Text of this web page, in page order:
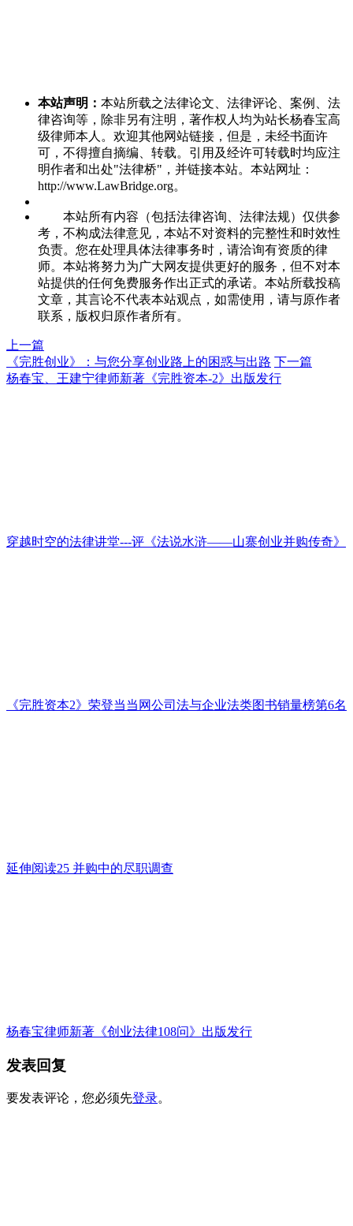
本站声明： 本站所载之法律论文、法律评论、案例、法
律咨询等，除非另有注明，著作权人均为站长杨春宝高
级律师本人。欢迎其他网站链接，但是，未经书面许
可，不得擅自摘编、转载。引用及经许可转载时均应注
明作者和出处"法律桥"，并链接本站。本站网址：
http://www.LawBridge.org。
本站所有内容（包括法律咨询、法律法规）仅供参
考，不构成法律意见，本站不对资料的完整性和时效性
负责。您在处理具体法律事务时，请洽询有资质的律
师。本站将努力为广大网友提供更好的服务，但不对本
站提供的任何免费服务作出正式的承诺。本站所载投稿
文章，其言论不代表本站观点，如需使用，请与原作者
联系，版权归原作者所有。
上一篇
《完胜创业》：与您分享创业路上的困惑与出路 下一篇
杨春宝、王建宁律师新著《完胜资本-2》出版发行
穿越时空的法律讲堂---评《法说水浒——山寨创业并购传奇》
《完胜资本2》荣登当当网公司法与企业法类图书销量榜第6名
延伸阅读25 并购中的尽职调查
杨春宝律师新著《创业法律108问》出版发行
发表回复
要发表评论，您必须先登录。